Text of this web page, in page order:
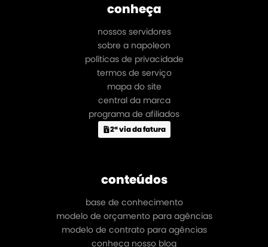
conheça
nossos servidores
sobre a napoleon
políticas de privacidade
termos de serviço
mapa do site
central da marca
programa de afiliados
2ª via da fatura
conteúdos
base de conhecimento
modelo de orçamento para agências
modelo de contrato para agências
conheça nosso blog